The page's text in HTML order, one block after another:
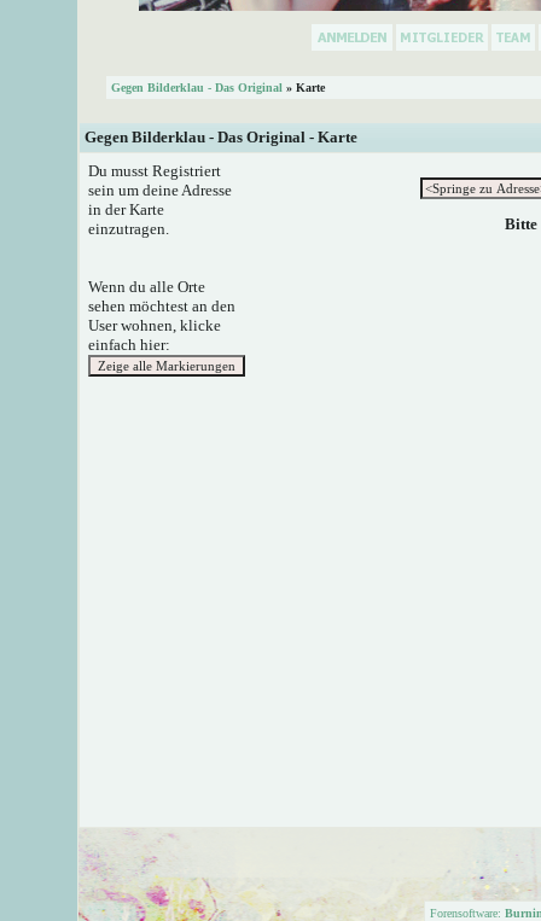
Gegen Bilderklau - Das Original » Karte
Gegen Bilderklau - Das Original - Karte
Du musst Registriert
sein um deine Adresse
in der Karte
einzutragen.
Wenn du alle Orte
sehen möchtest an den
User wohnen, klicke
einfach hier:
Bitte
Forensoftware: